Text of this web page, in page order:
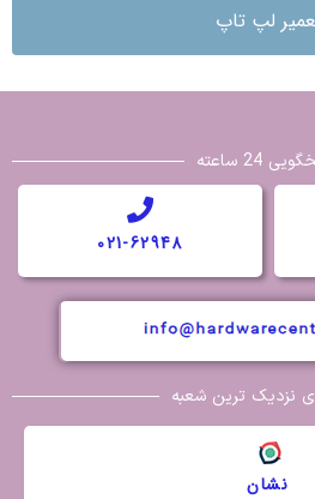
لپ تاپ
24 ساعته
021-62948
نزدیک ترین شعبه
نشان